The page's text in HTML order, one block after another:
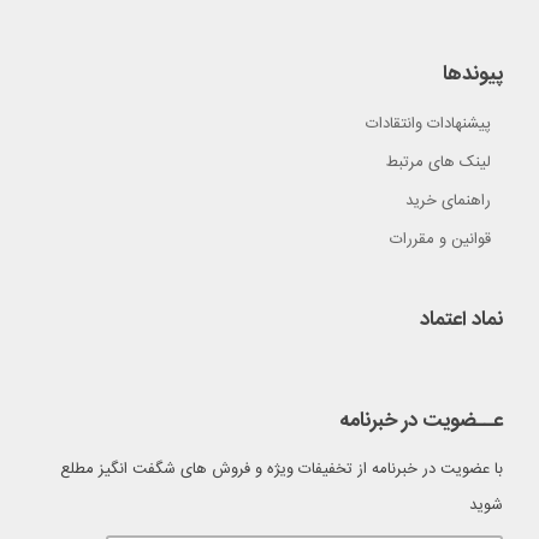
پیوندها
پیشنهادات وانتقادات
لینک های مرتبط
راهنمای خرید
قوانین و مقررات
نماد اعتماد
عــضویت در خبرنامه
با عضویت در خبرنامه از تخفیفات ویژه و فروش های شگفت انگیز مطلع
شوید